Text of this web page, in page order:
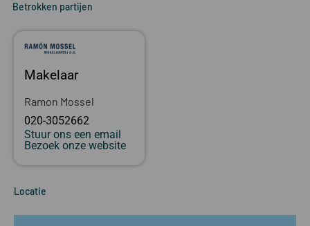
Betrokken partijen
Makelaar
Ramon Mossel
020-3052662
Stuur ons een email
Bezoek onze website
Locatie